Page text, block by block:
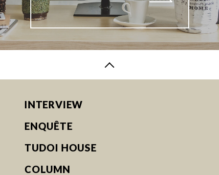
INTERVIEW
ENQUÊTE
TUDOI HOUSE
COLUMN